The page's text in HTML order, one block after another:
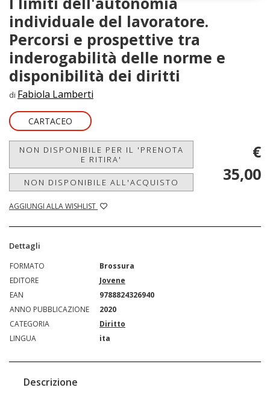
individuale del lavoratore.
Percorsi e prospettive tra
inderogabilità delle norme e
disponibilità dei diritti
di Fabiola Lamberti
CARTACEO
NON DISPONIBILE PER IL 'PRENOTA
E RITIRA'
NON DISPONIBILE ALL'ACQUISTO
AGGIUNGI ALLA WISHLIST
€
35,00
Dettagli
FORMATO
Brossura
EDITORE
Jovene
EAN
9788824326940
ANNO PUBBLICAZIONE
2020
CATEGORIA
Diritto
LINGUA
ita
Descrizione